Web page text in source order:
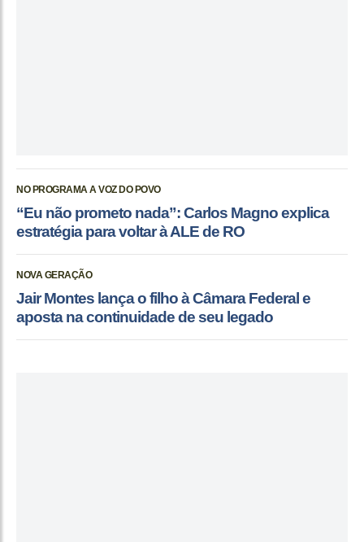
NO PROGRAMA A VOZ DO POVO
“Eu não prometo nada”: Carlos Magno explica
estratégia para voltar à ALE de RO
NOVA GERAÇÃO
Jair Montes lança o filho à Câmara Federal e
aposta na continuidade de seu legado